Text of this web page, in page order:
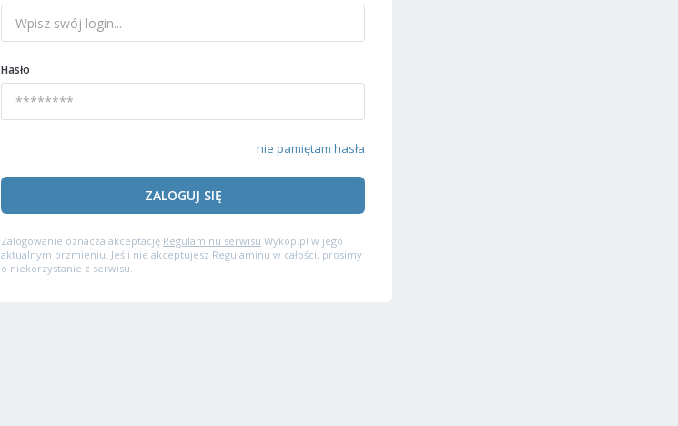
Hasło
nie pamiętam hasła
ZALOGUJ SIĘ
Zalogowanie oznacza akceptację Regulaminu serwisu Wykop.pl w jego
aktualnym brzmieniu. Jeśli nie akceptujesz Regulaminu w całości, prosimy
o niekorzystanie z serwisu.